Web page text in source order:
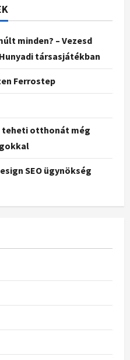
minden? – Vezesd
társasjátékban
Ferrostep
teheti otthonát még
SEO ügynökség